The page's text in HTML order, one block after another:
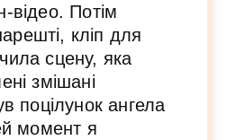
відео. Потім
кліп для
сцену, яка
змішані
поцілунок ангела
момент я